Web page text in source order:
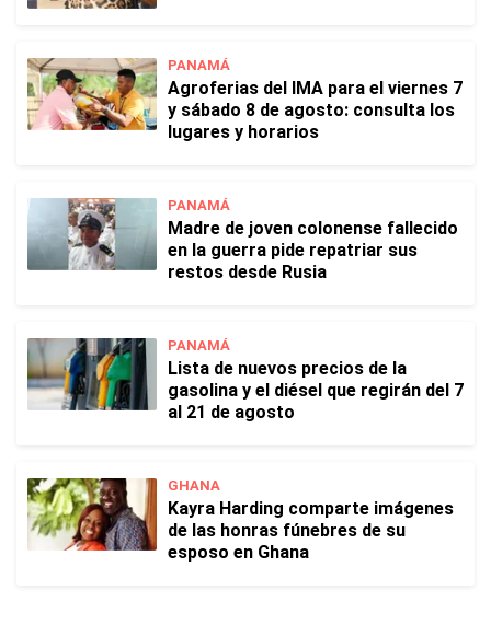
PANAMÁ
Agroferias del IMA para el viernes 7
y sábado 8 de agosto: consulta los
lugares y horarios
PANAMÁ
Madre de joven colonense fallecido
en la guerra pide repatriar sus
restos desde Rusia
PANAMÁ
Lista de nuevos precios de la
gasolina y el diésel que regirán del 7
al 21 de agosto
GHANA
Kayra Harding comparte imágenes
de las honras fúnebres de su
esposo en Ghana